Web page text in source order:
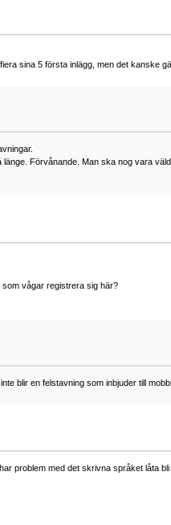
sina 5 första inlägg, men det kanske
Förvånande. Man ska nog vara
som vågar registrera sig här?
blir en felstavning som inbjuder till
problem med det skrivna språket låta